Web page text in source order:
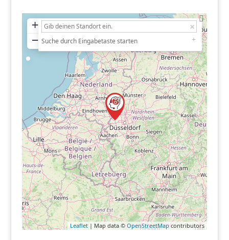
+
− Suche durch Eingabetaste starten
Leaflet | Map data ©OpenStreetMapcontributors